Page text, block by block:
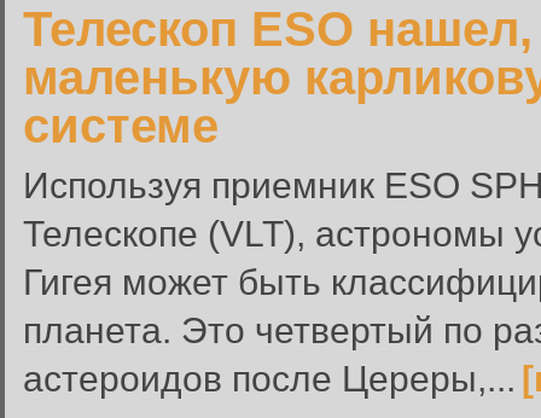
Телескоп ESO
маленькую
системе
Используя приемник ESO
Телескопе (VLT), астрономы
Гигея может быть
планета. Это четвертый по
астероидов после Цереры,...